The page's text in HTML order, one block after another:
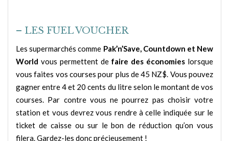
– LES FUEL VOUCHER
Les supermarchés comme Pak’n’Save, Countdown et New
World vous permettent de faire des économies lorsque
vous faites vos courses pour plus de 45 NZ$. Vous pouvez
gagner entre 4 et 20 cents du litre selon le montant de vos
courses. Par contre vous ne pourrez pas choisir votre
station et vous devrez vous rendre à celle indiquée sur le
ticket de caisse ou sur le bon de réduction qu’on vous
filera. Gardez-les donc précieusement !